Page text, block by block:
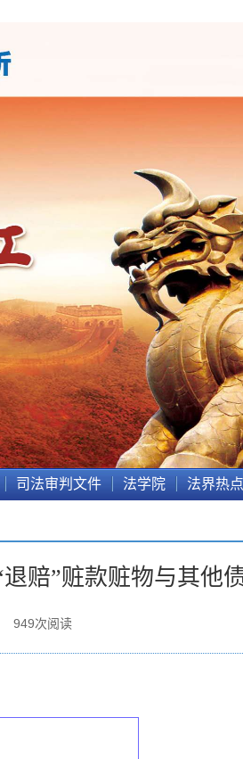
司法审判文件 法学院 法界热点
赔”赃款赃物与其他
949次阅读